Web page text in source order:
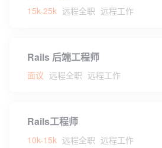
15k-25k 远程全职 远程工作
Rails 后端工程师
面议 远程全职 远程工作
Rails工程师
10k-15k 远程全职 远程工作